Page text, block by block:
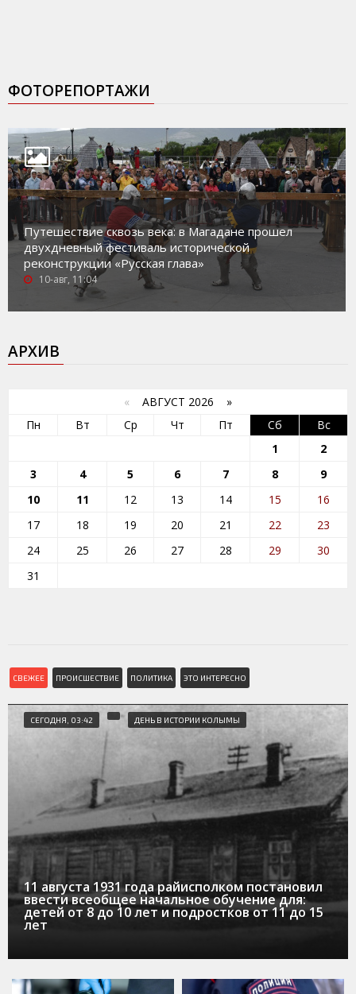
ФОТОРЕПОРТАЖИ
Путешествие сквозь века: в Магадане прошел
двухдневный фестиваль исторической
реконструкции «Русская глава»
10-авг, 11:04
АРХИВ
« АВГУСТ 2026 »
Пн
Вт Ср Чт Пт Сб
Вс
1
2
3
4 5 6 7 8
9
10
11 12 13 14 15
16
17
18 19 20 21 22
23
24
25 26 27 28 29
30
31
СВЕЖЕЕ ПРОИСШЕСТВИЕ ПОЛИТИКА ЭТО ИНТЕРЕСНО
СЕГОДНЯ, 03:42 ДЕНЬ В ИСТОРИИ КОЛЫМЫ
11 августа 1931 года райисполком постановил
ввести всеобщее начальное обучение для:
детей от 8 до 10 лет и подростков от 11 до 15
лет